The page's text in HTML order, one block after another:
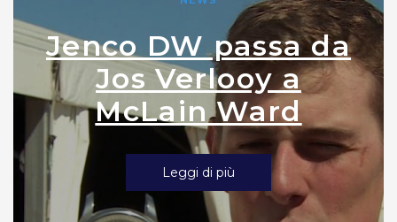
Jenco DW passa da
Jos Verlooy a
McLain Ward
Leggi di più